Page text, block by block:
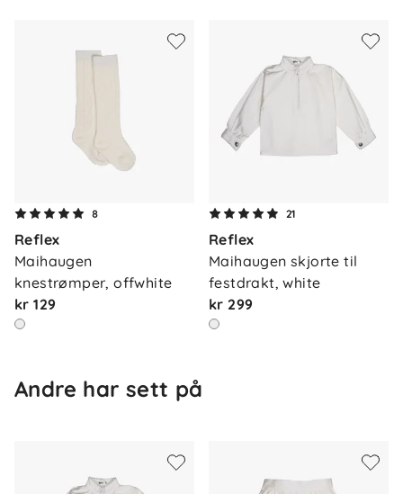
8
Reflex
Maihaugen
knestrømper, offwhite
kr 129
21
Reflex
Maihaugen skjorte til
festdrakt, white
kr 299
Andre har sett på